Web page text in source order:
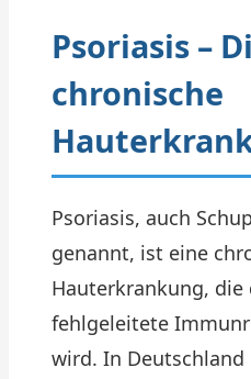
Psoriasis –
chronische
Psoriasis, auch
genannt, ist eine
Hauterkrankung, die
fehlgeleitete
wird. In Deutschland